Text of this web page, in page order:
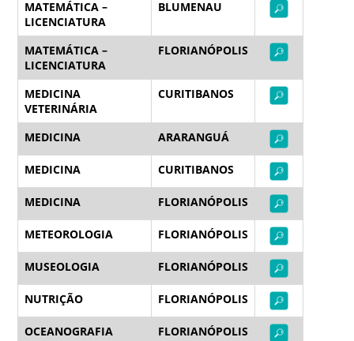
MATEMÁTICA –
LICENCIATURA
BLUMENAU
MATEMÁTICA –
LICENCIATURA
FLORIANÓPOLIS
MEDICINA
VETERINÁRIA
CURITIBANOS
MEDICINA ARARANGUÁ
MEDICINA CURITIBANOS
MEDICINA FLORIANÓPOLIS
METEOROLOGIA FLORIANÓPOLIS
MUSEOLOGIA FLORIANÓPOLIS
NUTRIÇÃO FLORIANÓPOLIS
OCEANOGRAFIA FLORIANÓPOLIS